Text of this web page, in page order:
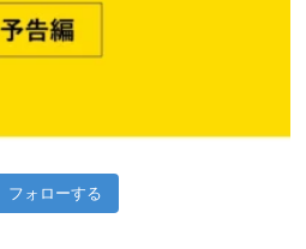
フォローする